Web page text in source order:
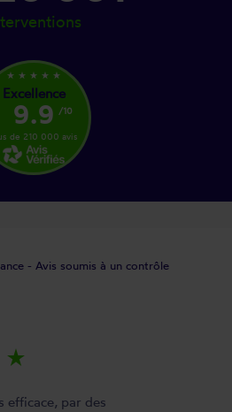
star_rate star_rate star_rate star_rate star_rate
Excellence
9.9 /10
de 210 000 avis
- Avis soumis à un contrôle
star_rate
efficace, par des